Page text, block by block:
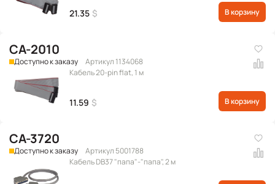
21.35 $ В корзину
CA-2010
Доступно к заказу
Артикул 1134068
Кабель 20-pin flat, 1 м
11.59 $ В корзину
CA-3720
Доступно к заказу
Артикул 5001788
Кабель DB37 "папа"-"папа", 2 м